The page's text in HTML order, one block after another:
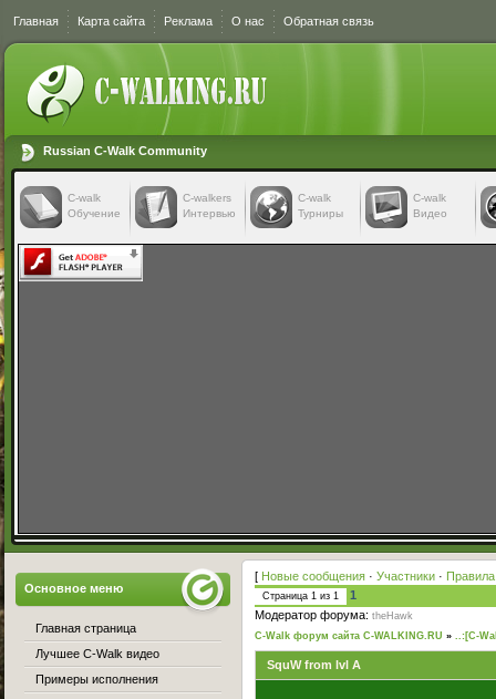
Главная Карта сайта Реклама О нас Обратная связь
Russian C-Walk Community
C-walk
Обучение
C-walkers
Интервью
С-walk
Турниры
С-walk
Видео
[ Новые сообщения · Участники ·
Страница 1 из 1
1
Модератор форума: theHawk
C-Walk форум сайта C-WALKING.RU » ..:[C-
SquW from lvl A
Основное меню
Главная страница
Лучшее C-Walk видео
Примеры исполнения